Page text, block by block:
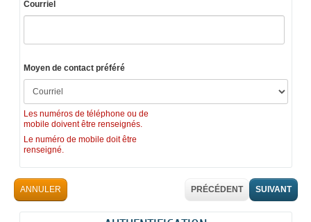
Courriel
Moyen de contact préféré
Les numéros de téléphone ou de
mobile doivent être renseignés.
Le numéro de mobile doit être
renseigné.
ANNULER SUIVANT
PRÉCÉDENT